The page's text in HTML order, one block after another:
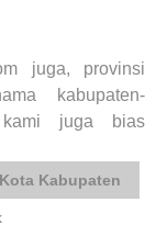
juga, provinsi
kabupaten-
kami juga bias
Kabupaten